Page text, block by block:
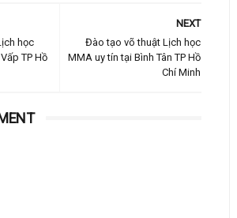
NEXT
Đào tạo võ thuật Lịch học
MMA uy tín tại Bình Tân TP Hồ
Chí Minh
học
TP Hồ